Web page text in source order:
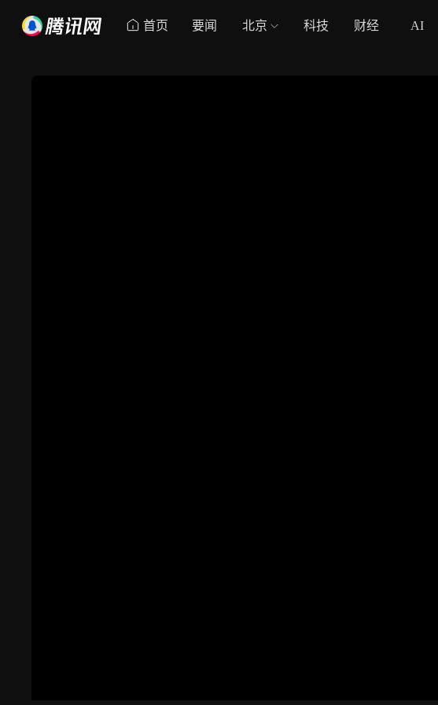
首页 要闻 北京 科技 财经 AI